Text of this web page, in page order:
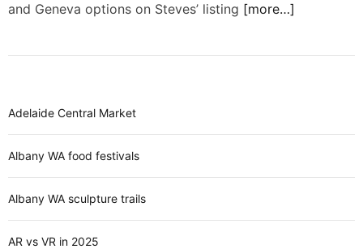
and Geneva options on Steves’ listing [more…]
Adelaide Central Market
Albany WA food festivals
Albany WA sculpture trails
AR vs VR in 2025